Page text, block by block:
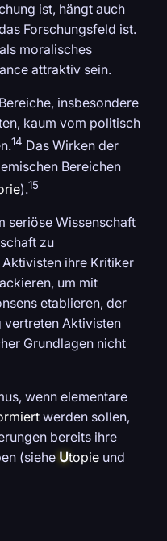
ist, hängt auch
Forschungsfeld ist.
moralisches
attraktiv sein.
insbesondere
kaum vom politisch
14 Das Wirken der
Bereichen
).15
seriöse Wissenschaft
zu
ihre Kritiker
um mit
etablieren, der
vertreten Aktivisten
Grundlagen nicht
wenn elementare
werden sollen,
bereits ihre
(siehe Utopie und